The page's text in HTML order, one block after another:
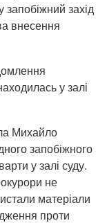
захід
внесення
у залі
Михайло
запобіжного
у залі суду.
не
матеріали
проти